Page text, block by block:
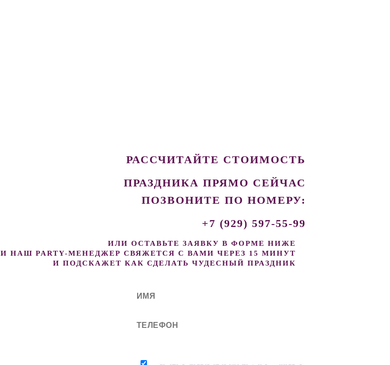
РАССЧИТАЙТЕ СТОИМОСТЬ
ПРАЗДНИКА ПРЯМО СЕЙЧАС
ПОЗВОНИТЕ ПО НОМЕРУ:
+7 (929) 597-55-99
ИЛИ ОСТАВЬТЕ ЗАЯВКУ В ФОРМЕ НИЖЕ
И НАШ PARTY-МЕНЕДЖЕР СВЯЖЕТСЯ С ВАМИ ЧЕРЕЗ 15 МИНУТ
И ПОДСКАЖЕТ КАК СДЕЛАТЬ ЧУДЕСНЫЙ ПРАЗДНИК